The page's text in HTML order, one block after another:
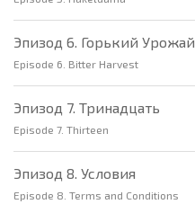
Эпизод 6. Горький Урожай
Episode 6. Bitter Harvest
Эпизод 7. Тринадцать
Episode 7. Thirteen
Эпизод 8. Условия
Episode 8. Terms and Conditions